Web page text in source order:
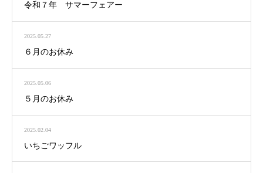
令和７年 サマーフェアー
2025.05.27
６月のお休み
2025.05.06
５月のお休み
2025.02.04
いちごワッフル